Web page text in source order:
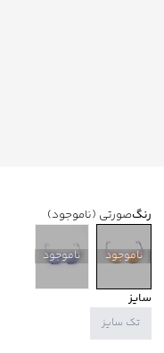
رنگصورتی (ناموجود)
ناموجود ناموجود
سایز
تک سایز